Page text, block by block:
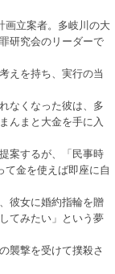
画立案者。多岐川の大
研究会のリーダーで
えを持ち、実行の当
なくなった彼は、多
んまと大金を手に入
案するが、「民事時
金を使えば即座に自
彼女に婚約指輪を贈
てみたい」という夢
襲撃を受けて撲殺さ